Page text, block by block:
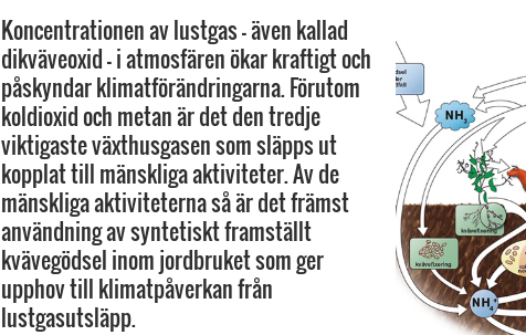
Koncentrationen av lustgas - även kallad
dikväveoxid - i atmosfären ökar kraftigt och
påskyndar klimatförändringarna. Förutom
koldioxid och metan är det den tredje
viktigaste växthusgasen som släpps ut
kopplat till mänskliga aktiviteter. Av de
mänskliga aktiviteterna så är det främst
användning av syntetiskt framställt
kvävegödsel inom jordbruket som ger
upphov till klimatpåverkan från
lustgasutsläpp.